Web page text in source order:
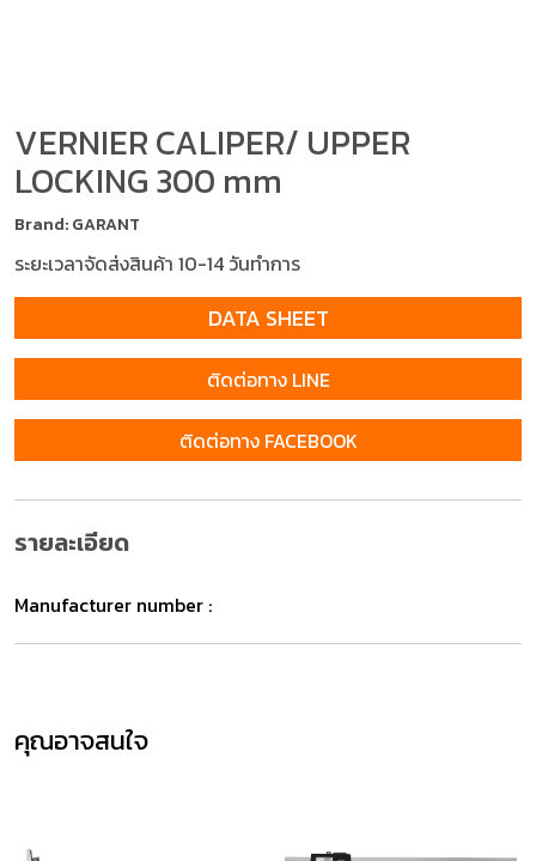
VERNIER CALIPER/ UPPER
LOCKING 300 mm
Brand: GARANT
ระยะเวลาจัดส่งสินค้า 10-14 วันทำการ
DATA SHEET
ติดต่อทาง LINE
ติดต่อทาง FACEBOOK
รายละเอียด
Manufacturer number :
คุณอาจสนใจ